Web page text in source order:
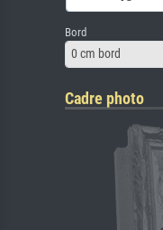
Bord
0 cm bord
Cadre photo